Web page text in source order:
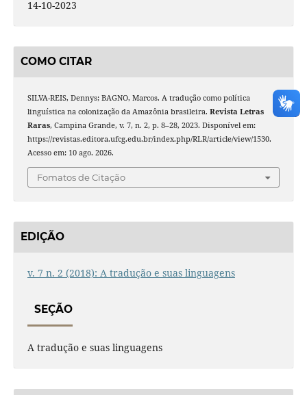
14-10-2023
COMO CITAR
SILVA-REIS, Dennys; BAGNO, Marcos. A tradução como política
linguística na colonização da Amazônia brasileira. Revista Letras
Raras, Campina Grande, v. 7, n. 2, p. 8–28, 2023. Disponível em:
https://revistas.editora.ufcg.edu.br/index.php/RLR/article/view/1530.
Acesso em: 10 ago. 2026.
Fomatos de Citação
EDIÇÃO
v. 7 n. 2 (2018): A tradução e suas linguagens
SEÇÃO
A tradução e suas linguagens